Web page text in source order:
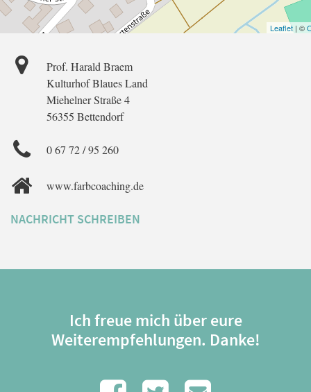
Leaflet | ©
Prof. Harald Braem
Kulturhof Blaues Land
Miehelner Straße 4
56355 Bettendorf
0 67 72 / 95 260
www.farbcoaching.de
NACHRICHT SCHREIBEN
Ich freue mich über eure
Weiterempfehlungen. Danke!